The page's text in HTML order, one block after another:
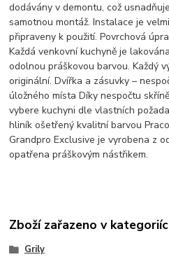
dodávány v demontu, což
samotnou montáž. Instalace je
připraveny k použití. Povrchová
Každá venkovní kuchyně je
odolnou práškovou barvou. Každý
originální. Dvířka a zásuvky –
úložného místa Díky nespočtu
vybere kuchyni dle vlastních
hliník ošetřený kvalitní barvou
Grandpro Exclusive je vyrobena z
opatřena práškovým nástřikem.
Zboží zařazeno v
Grily